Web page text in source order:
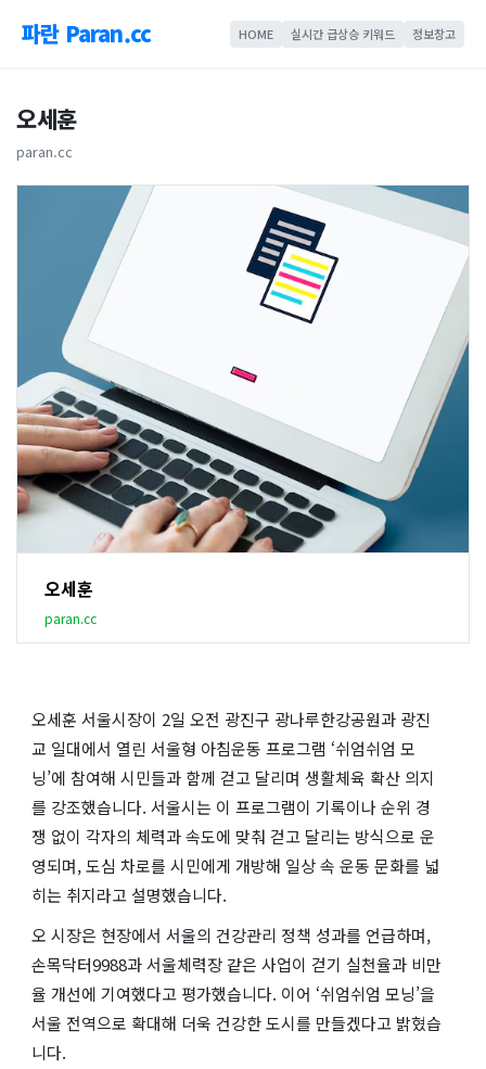
파란 Paran.cc HOME 실시간 급상승 키워드 정보창고
오세훈
paran.cc
오세훈
paran.cc
오세훈 서울시장이 2일 오전 광진구 광나루한강공원과 광진
교 일대에서 열린 서울형 아침운동 프로그램 ‘쉬엄쉬엄 모
닝’에 참여해 시민들과 함께 걷고 달리며 생활체육 확산 의지
를 강조했습니다. 서울시는 이 프로그램이 기록이나 순위 경
쟁 없이 각자의 체력과 속도에 맞춰 걷고 달리는 방식으로 운
영되며, 도심 차로를 시민에게 개방해 일상 속 운동 문화를 넓
히는 취지라고 설명했습니다.
오 시장은 현장에서 서울의 건강관리 정책 성과를 언급하며,
손목닥터9988과 서울체력장 같은 사업이 걷기 실천율과 비만
율 개선에 기여했다고 평가했습니다. 이어 ‘쉬엄쉬엄 모닝’을
서울 전역으로 확대해 더욱 건강한 도시를 만들겠다고 밝혔습
니다.